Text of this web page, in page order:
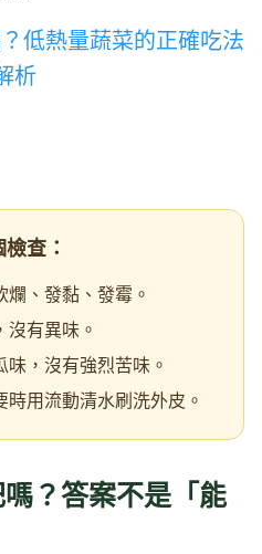
查：
、發黏、發霉。
有異味。
，沒有強烈苦味。
用流動清水刷洗外皮。
？答案不是「能